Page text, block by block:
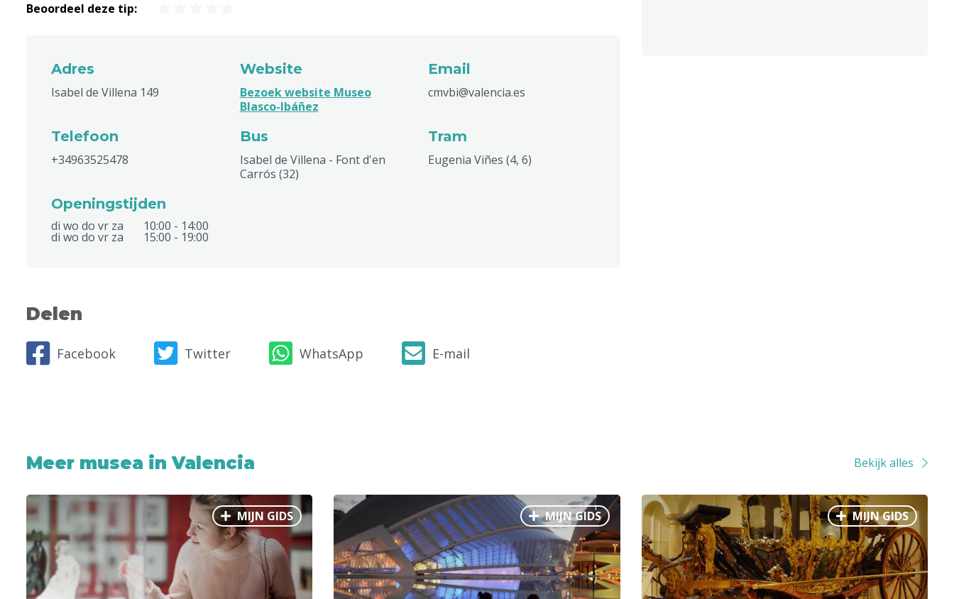
Beoordeel deze tip:
Adres
Isabel de Villena 149
Website
Bezoek website Museo
Blasco-Ibáñez
Email
cmvbi@valencia.es
Telefoon
+34963525478
Bus
Isabel de Villena - Font d'en
Carrós (32)
Tram
Eugenia Viñes (4, 6)
Openingstijden
di wo do vr za 10:00 - 14:00
di wo do vr za 15:00 - 19:00
Delen
Facebook Twitter WhatsApp E-mail
Meer musea in Valencia Bekijk alles
MIJN GIDS MIJN GIDS MIJN GIDS